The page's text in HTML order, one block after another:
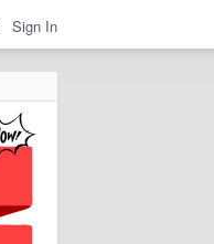
Sign In